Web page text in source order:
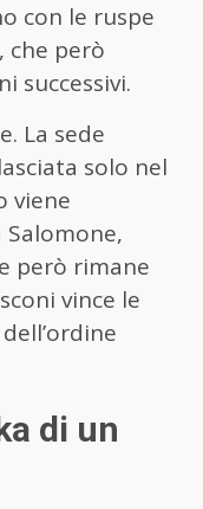
con le ruspe
che però
successivi.
La sede
solo nel
viene
però rimane
vince le
di un